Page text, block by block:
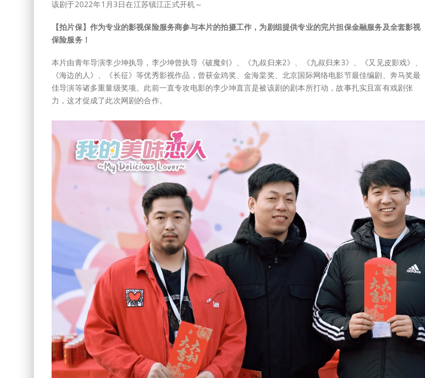
该剧于2022年1月3日在江苏镇江正式开机～
【拍片保】作为专业的影视保险服务商参与本片的拍摄工作，为剧组提供专业的完片担保金融服务及全套影视
保险服务！
本片由青年导演李少坤执导，李少坤曾执导《破魔剑》、《九叔归来2》、《九叔归来3》、《又见皮影戏》、
《海边的人》、《长征》等优秀影视作品，曾获金鸡奖、金海棠奖、北京国际网络电影节最佳编剧、奔马奖最
佳导演等诸多重量级奖项。此前一直专攻电影的李少坤直言是被该剧的剧本所打动，故事扎实且富有戏剧张
力，这才促成了此次网剧的合作。